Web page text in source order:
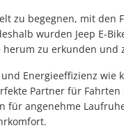
zu begegnen, mit den
wurden Jeep E-
herum zu erkunden und
und Energieeffizienz wie
Partner für Fahrten
für angenehme